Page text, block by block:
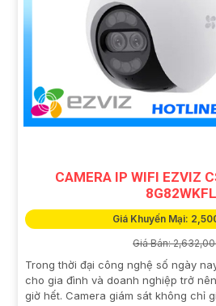
CAMERA IP WIFI EZVIZ
8G82WKFL
Giá Khuyến Mại:
Giá Bán:
Trong thời đại công nghệ số ngày
cho gia đình và doanh nghiệp trở
giờ hết. Camera giám sát không chỉ